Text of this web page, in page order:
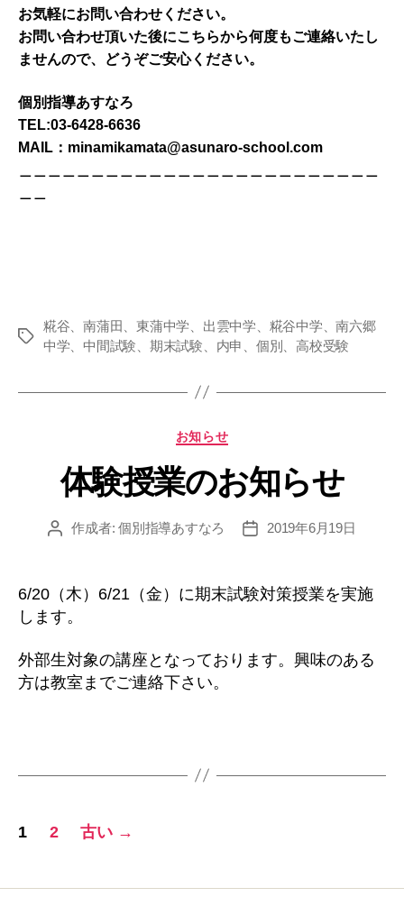
お気軽にお問い合わせください。
お問い合わせ頂いた後にこちらから何度もご連絡いたし
ませんので、どうぞご安心ください。
個別指導あすなろ
TEL:03-6428-6636
MAIL：minamikamata@asunaro-school.com
タ
糀谷、南蒲田、東蒲中学、出雲中学、糀谷中学、南六郷
中学、中間試験、期末試験、内申、個別、高校受験
カ
ゴ
リ
お知らせ
体験授業のお知らせ
投
作成者:個別指導あすなろ
投
2019年6月19日
6/20（木）6/21（金）に期末試験対策授業を実施
します。
外部生対象の講座となっております。興味のある
方は教室までご連絡下さい。
投
ナ
1 2 古い →